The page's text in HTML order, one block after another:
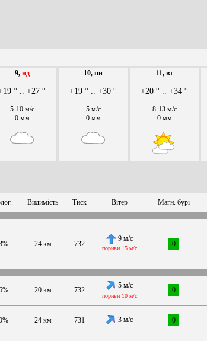
9, нд
° .. +27 °
5-10 м/с
0 мм
10, пн
+19 ° .. +30 °
5 м/с
0 мм
11, вт
+20 ° .. +34 °
8-13 м/с
0 мм
Видимість Тиск Вітер Магн. бурі
24 км 732
9 м/с
пориви 15 м/с
0
20 км 732
5 м/с
пориви 10 м/с
0
24 км 731 3 м/с 0